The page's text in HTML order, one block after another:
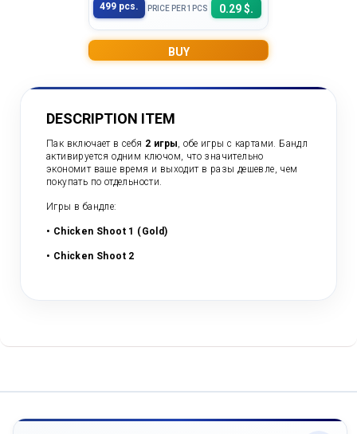
499 pcs. PRICE PER 1PCS 0.29 $.
BUY
DESCRIPTION ITEM
Пак включает в себя 2 игры, обе игры с картами. Бандл
активируется одним ключом, что значительно
экономит ваше время и выходит в разы дешевле, чем
покупать по отдельности.
Игры в бандле:
• Chicken Shoot 1 (Gold)
• Chicken Shoot 2
Count items in basket
Price without discount